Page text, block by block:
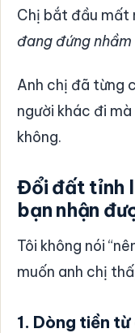
Chị bắt đầu mất
đang đứng
Anh chị đã từng
người khác đi
không.
Đổi đất tỉnh
bạn nhận
Tôi không nói
muốn anh chị
1. Dòng tiền